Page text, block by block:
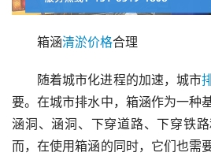
箱涵清淤价格合理
随着城市化进程的加速，城市
要。在城市排水中，箱涵作为一种
涵洞、涵洞、下穿道路、下穿铁
而，在使用箱涵的同时，它们也需